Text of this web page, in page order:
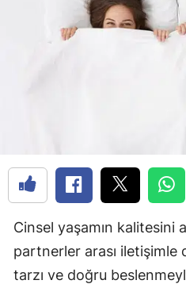
Cinsel yaşamın kalitesini
partnerler arası iletişimle
tarzı ve doğru